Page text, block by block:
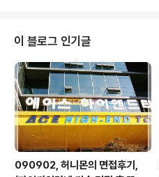
최초 공개한 초저가형 노트북을 말한다.
8 7개국 태스크 포스 모임(G8 Seven
이 블로그 인기글
090902, 허니몬의 면접후기,